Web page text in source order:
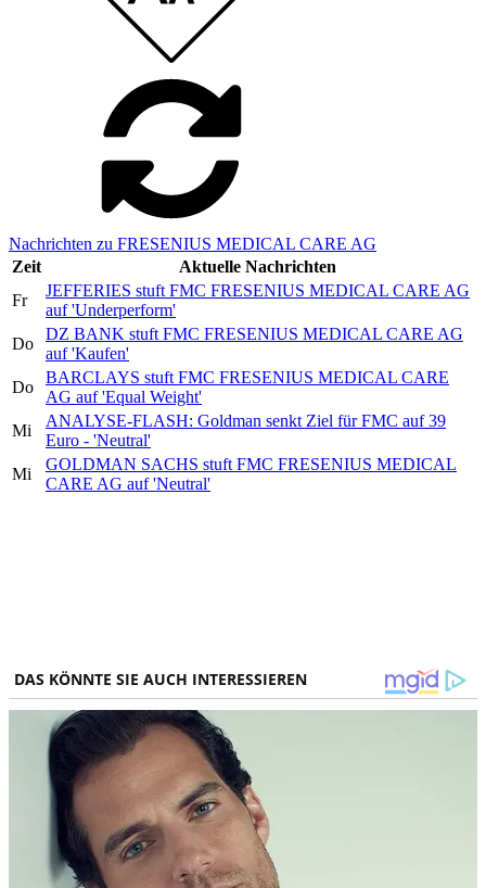
Nachrichten zu FRESENIUS MEDICAL CARE AG
Zeit
Aktuelle Nachrichten
Fr
JEFFERIES stuft FMC FRESENIUS MEDICAL CARE AG
auf 'Underperform'
Do
DZ BANK stuft FMC FRESENIUS MEDICAL CARE AG
auf 'Kaufen'
Do
BARCLAYS stuft FMC FRESENIUS MEDICAL CARE
AG auf 'Equal Weight'
Mi
ANALYSE-FLASH: Goldman senkt Ziel für FMC auf 39
Euro - 'Neutral'
Mi
GOLDMAN SACHS stuft FMC FRESENIUS MEDICAL
CARE AG auf 'Neutral'